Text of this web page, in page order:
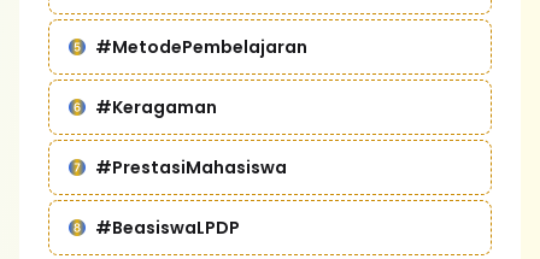
#MetodePembelajaran
#Keragaman
#PrestasiMahasiswa
#BeasiswaLPDP